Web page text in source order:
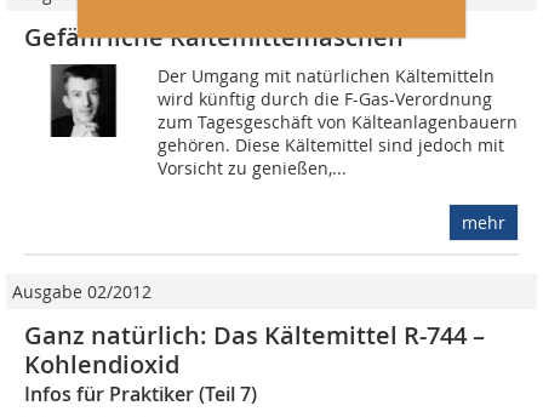
Gefährliche Kältemittelflaschen
Der Umgang mit natürlichen Kältemitteln
wird künftig durch die F-Gas-Verordnung
zum Tagesgeschäft von Kälteanlagenbauern
gehören. Diese Kältemittel sind jedoch mit
Vorsicht zu genießen,...
mehr
Ausgabe 02/2012
Ganz natürlich: Das Kältemittel R-744 –
Kohlendioxid
Infos für Praktiker (Teil 7)